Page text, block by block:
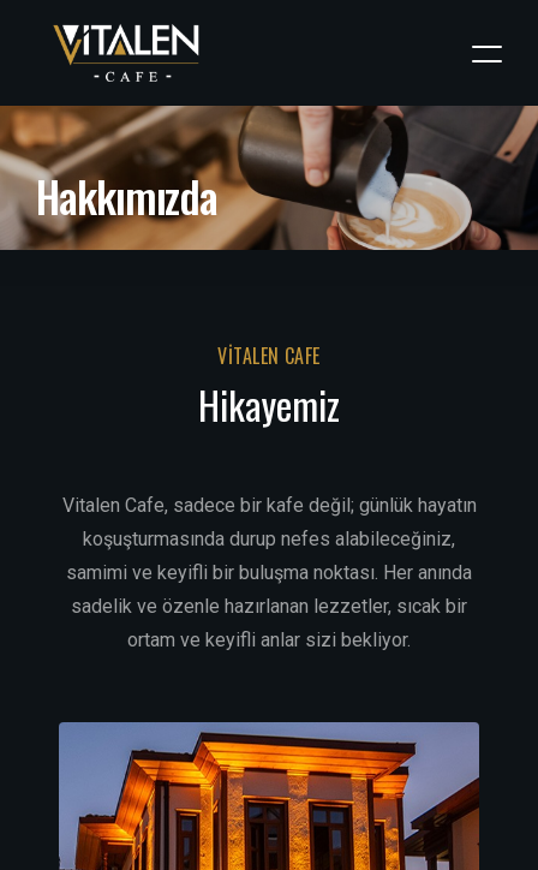
Hakkımızda
VITALEN CAFE
Hikayemiz
Vitalen Cafe, sadece bir kafe değil; günlük hayatın
koşuşturmasında durup nefes alabileceğiniz,
samimi ve keyifli bir buluşma noktası. Her anında
sadelik ve özenle hazırlanan lezzetler, sıcak bir
ortam ve keyifli anlar sizi bekliyor.